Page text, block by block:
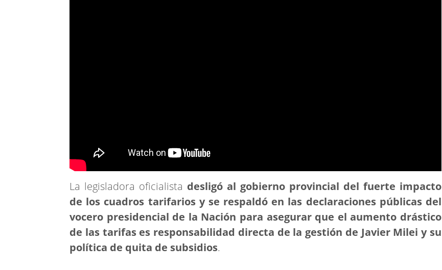
La legisladora oficialista desligó al gobierno provincial del fuerte impacto
de los cuadros tarifarios y se respaldó en las declaraciones públicas del
vocero presidencial de la Nación para asegurar que el aumento drástico
de las tarifas es responsabilidad directa de la gestión de Javier Milei y su
política de quita de subsidios.